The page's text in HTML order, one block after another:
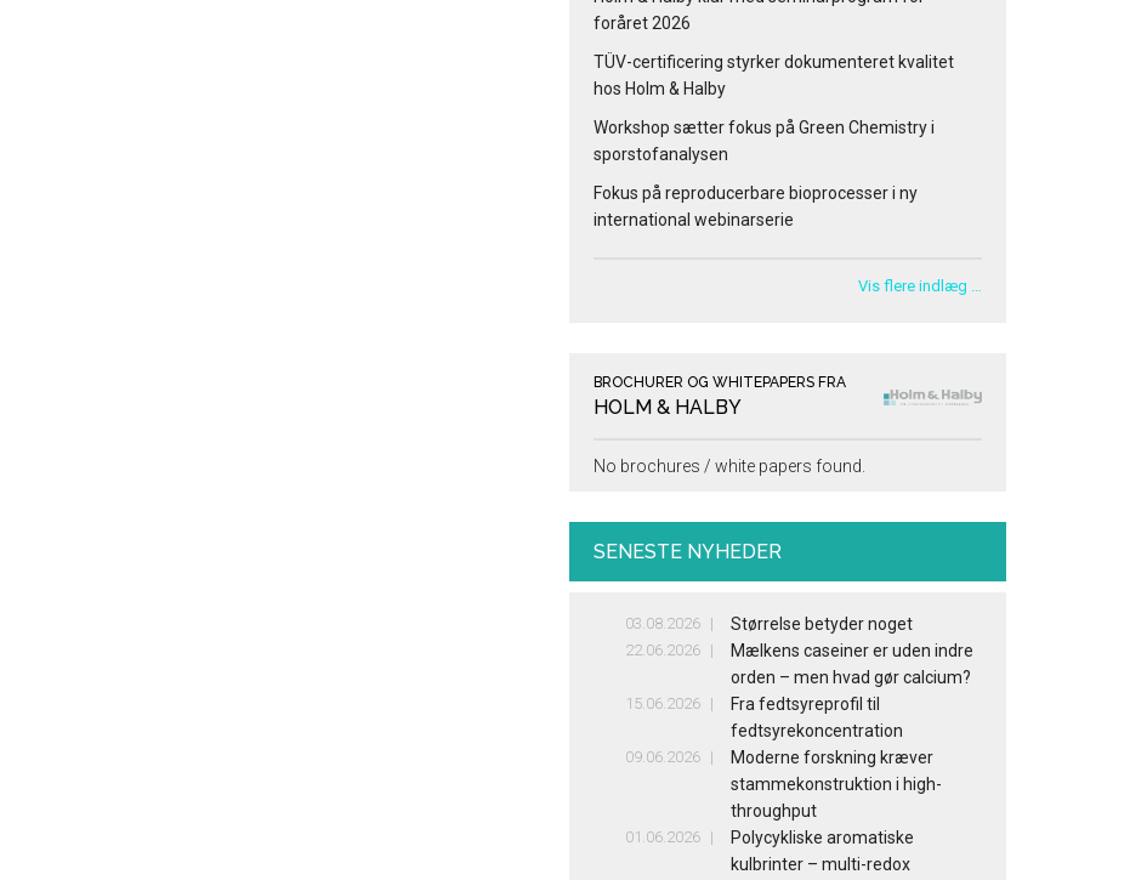
foråret 2026
TÜV-certificering styrker dokumenteret kvalitet
hos Holm & Halby
Workshop sætter fokus på Green Chemistry i
sporstofanalysen
Fokus på reproducerbare bioprocesser i ny
international webinarserie
Vis flere indlæg …
BROCHURER OG WHITEPAPERS FRA
HOLM & HALBY
No brochures / white papers found.
SENESTE NYHEDER
03.08.2026 Størrelse betyder noget
22.06.2026
Mælkens caseiner er uden indre
orden – men hvad gør calcium?
15.06.2026
Fra fedtsyreprofil til
fedtsyrekoncentration
09.06.2026
Moderne forskning kræver
stammekonstruktion i high-
throughput
01.06.2026
Polycykliske aromatiske
kulbrinter – multi-redox